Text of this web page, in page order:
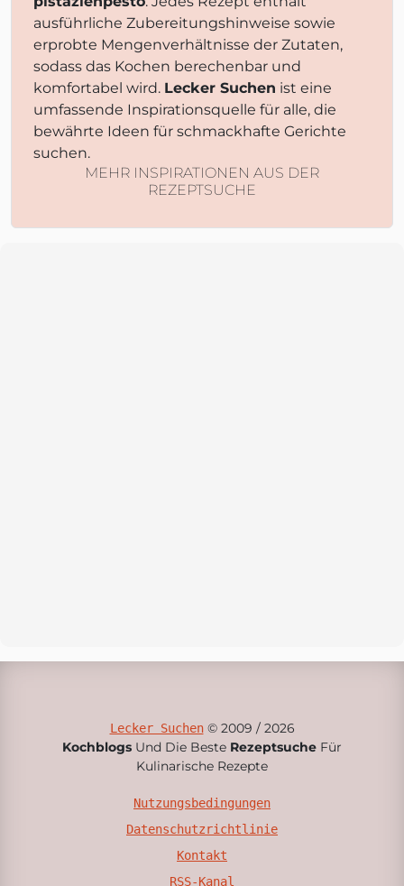
ausführliche Zubereitungshinweise sowie
erprobte Mengenverhältnisse der Zutaten,
sodass das Kochen berechenbar und
komfortabel wird. Lecker Suchen ist eine
umfassende Inspirationsquelle für alle, die
bewährte Ideen für schmackhafte Gerichte
suchen.
MEHR INSPIRATIONEN AUS DER
REZEPTSUCHE
Lecker Suchen© 2009 / 2026
Kochblogs Und Die Beste Rezeptsuche Für
Kulinarische Rezepte
Nutzungsbedingungen
Datenschutzrichtlinie
Kontakt
RSS-Kanal